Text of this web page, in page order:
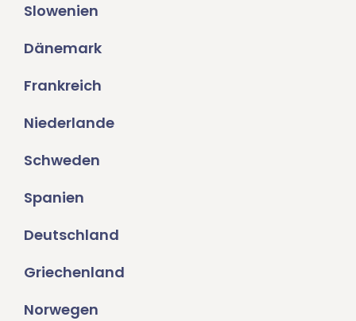
Slowenien
Dänemark
Frankreich
Niederlande
Schweden
Spanien
Deutschland
Griechenland
Norwegen